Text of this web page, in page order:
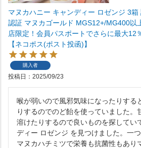
マヌカハニー キャンディー ロゼンジ 3
認証 マヌカゴールド MGS12+/MG400以
店限定！会員パスポートでさらに最大12
【ネコポス(ポスト投函)】
購入者
投稿日 2025/09/23
喉が弱いので風邪気味になったりする
りするのでのど飴を使っていました。
溶けたりするので良いものを探してい
ディー ロゼンジ を見つけました。一
マヌカハチミツで栄養も抗菌性もあり